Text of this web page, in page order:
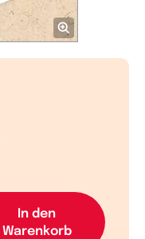
In den
Warenkorb